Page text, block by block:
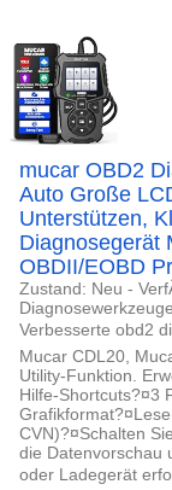
mucar OBD2
Auto Große
Unterstützen,
Diagnosegerät
OBDII/EOBD
Zustand: Neu -
Verbesserte obd2
Mucar CDL20,
Utility-Funktion.
Hilfe-Shortcuts?¤3
CVN)?¤Schalten
die Datenvorschau
oder Ladegerät